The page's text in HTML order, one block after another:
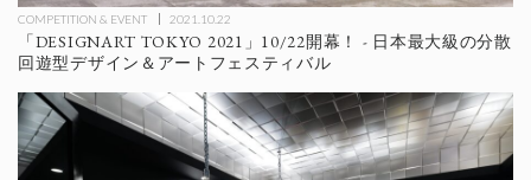
COMPETITION & EVENT 2021.10.22
「DESIGNART TOKYO 2021」10/22開幕！ - 日本最大級の分散
回遊型デザイン＆アートフェスティバル